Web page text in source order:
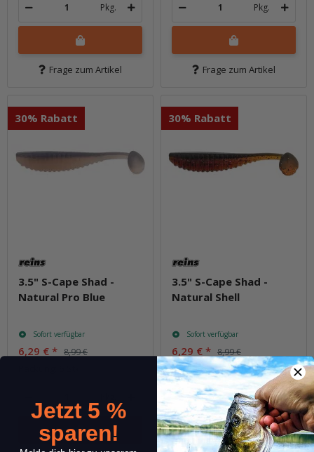
Pkg.
Frage zum Artikel
Pkg.
Frage zum Artikel
30% Rabatt
3.5" S-Cape Shad -
Natural Pro Blue
Sofort verfügbar
6,29 € * 8,99 €
30% Rabatt
3.5" S-Cape Shad -
Natural Shell
Sofort verfügbar
6,29 € * 8,99 €
Packung: 6 Stk.
Pkg.
Jetzt 5 %
sparen!